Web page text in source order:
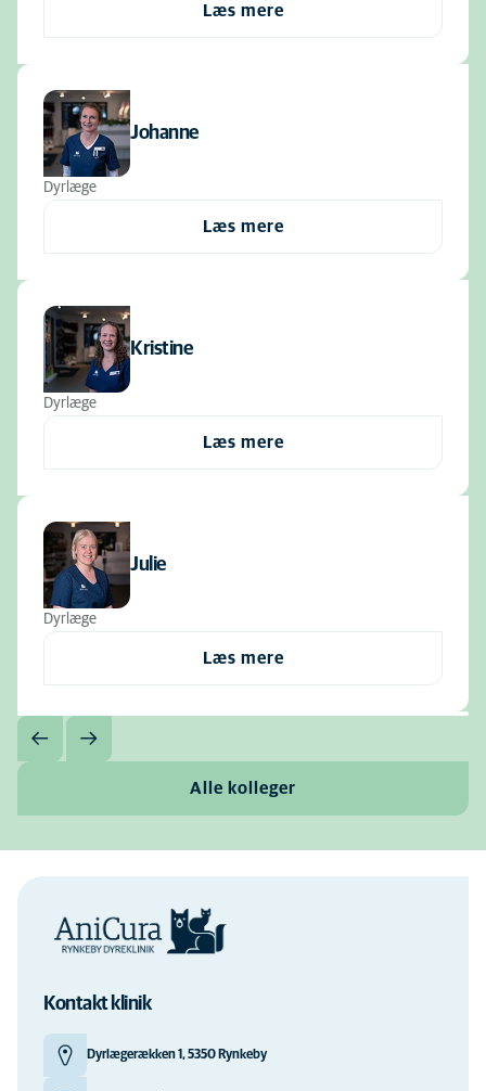
Læs mere
Johanne
Dyrlæge
Læs mere
Kristine
Dyrlæge
Læs mere
Julie
Dyrlæge
Læs mere
Alle kolleger
Kontakt klinik
Dyrlægerækken 1, 5350 Rynkeby